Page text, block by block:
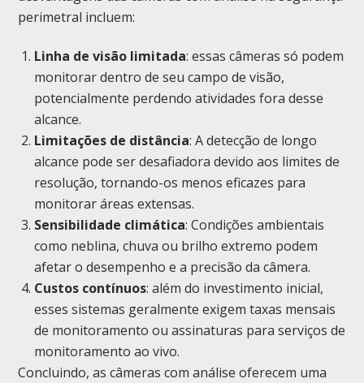
perimetral incluem:
Linha de visão limitada: essas câmeras só podem
monitorar dentro de seu campo de visão,
potencialmente perdendo atividades fora desse
alcance.
Limitações de distância: A detecção de longo
alcance pode ser desafiadora devido aos limites de
resolução, tornando-os menos eficazes para
monitorar áreas extensas.
Sensibilidade climática: Condições ambientais
como neblina, chuva ou brilho extremo podem
afetar o desempenho e a precisão da câmera.
Custos contínuos: além do investimento inicial,
esses sistemas geralmente exigem taxas mensais
de monitoramento ou assinaturas para serviços de
monitoramento ao vivo.
Concluindo, as câmeras com análise oferecem uma